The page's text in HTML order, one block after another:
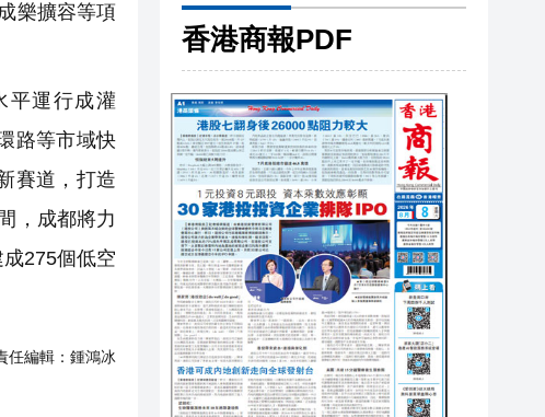
樂擴容等項
平運行成灌
路等市域快
賽道，打造
，成都將力
275個低空
任編輯： 鍾鴻冰
香港商報PDF